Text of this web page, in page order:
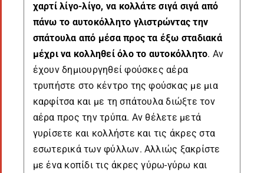
χαρτί λίγο-λίγο, να κολλάτε σιγά σιγά από
πάνω το αυτοκόλλητο γλιστρώντας την
σπάτουλα από μέσα προς τα έξω σταδιακά
μέχρι να κολληθεί όλο το αυτοκόλλητο. Αν
έχουν δημιουργηθεί φούσκες αέρα
τρυπήστε στο κέντρο της φούσκας με μια
καρφίτσα και με τη σπάτουλα διώξτε τον
αέρα προς την τρύπα. Αν θέλετε μετά
γυρίσετε και κολλήστε και τις άκρες στα
εσωτερικά των φύλλων. Αλλιώς ξακρίστε
με ένα κοπίδι τις άκρες γύρω-γύρω και